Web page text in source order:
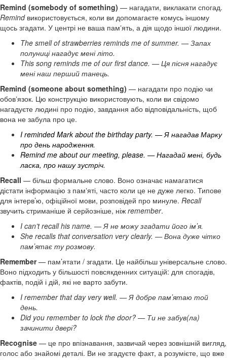
Remind (somebody of something) — нагадати, виклакати спогад.
Remindвикористовується, коли ви допомагаєте комусь іншому
щось згадати. У центрі не ваша памʼять, а дія щодо іншої людини.
The smell of strawberries reminds me of summer. — Запах
полуниці нагадує мені літо.
This song reminds me of our first dance. — Ця пісня нагадує
мені наш перший танець.
Remind (someone about something) — нагадати про подію чи
обовʼязок. Цю конструкцію використовують, коли ви свідомо
нагадуєте людині про подію, завдання або відповідальність, щоб
вона не забула про це.
I reminded Mark about the birthday party. — Я нагадав Марку
про день народження.
Remind me about our meeting, please. — Нагадай мені, будь
ласка, про нашу зустріч.
Recall — більш формальне слово. Воно означає намагатися
дістати інформацію з памʼяті, часто коли це не дуже легко. Типове
для інтерв’ю, офіційної мови, розповідей про минуле. Recall
звучить стриманіше й серйозніше, ніж remember.
I can’t recall his name. — Я не можу згадати його імʼя.
She recalls that conversation very clearly. — Вона дуже чітко
памʼятає ту розмову.
Remember— пам’ятати / згадати. Це найбільш універсальне слово.
Воно підходить у більшості повсякденних ситуацій: для спогадів,
фактів, подій і дій, які не варто забути.
I remember that day very well. — Я добре памʼятаю той
день.
Did you remember to lock the door? — Ти не забув(ла)
зачинити двері?
Recognise — це про впізнавання, зазвичай через зовнішній вигляд,
голос або знайомі деталі. Ви не згадуєте факт, а розумієте, що вже